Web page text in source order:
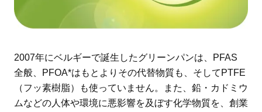
2007年にベルギーで誕生したグリーンパンは、PFAS
全般、PFOA*はもとよりその代替物質も、そしてPTFE
（フッ素樹脂）も使っていません。また、鉛・カドミウ
ムなどの人体や環境に悪影響を及ぼす化学物質を、創業